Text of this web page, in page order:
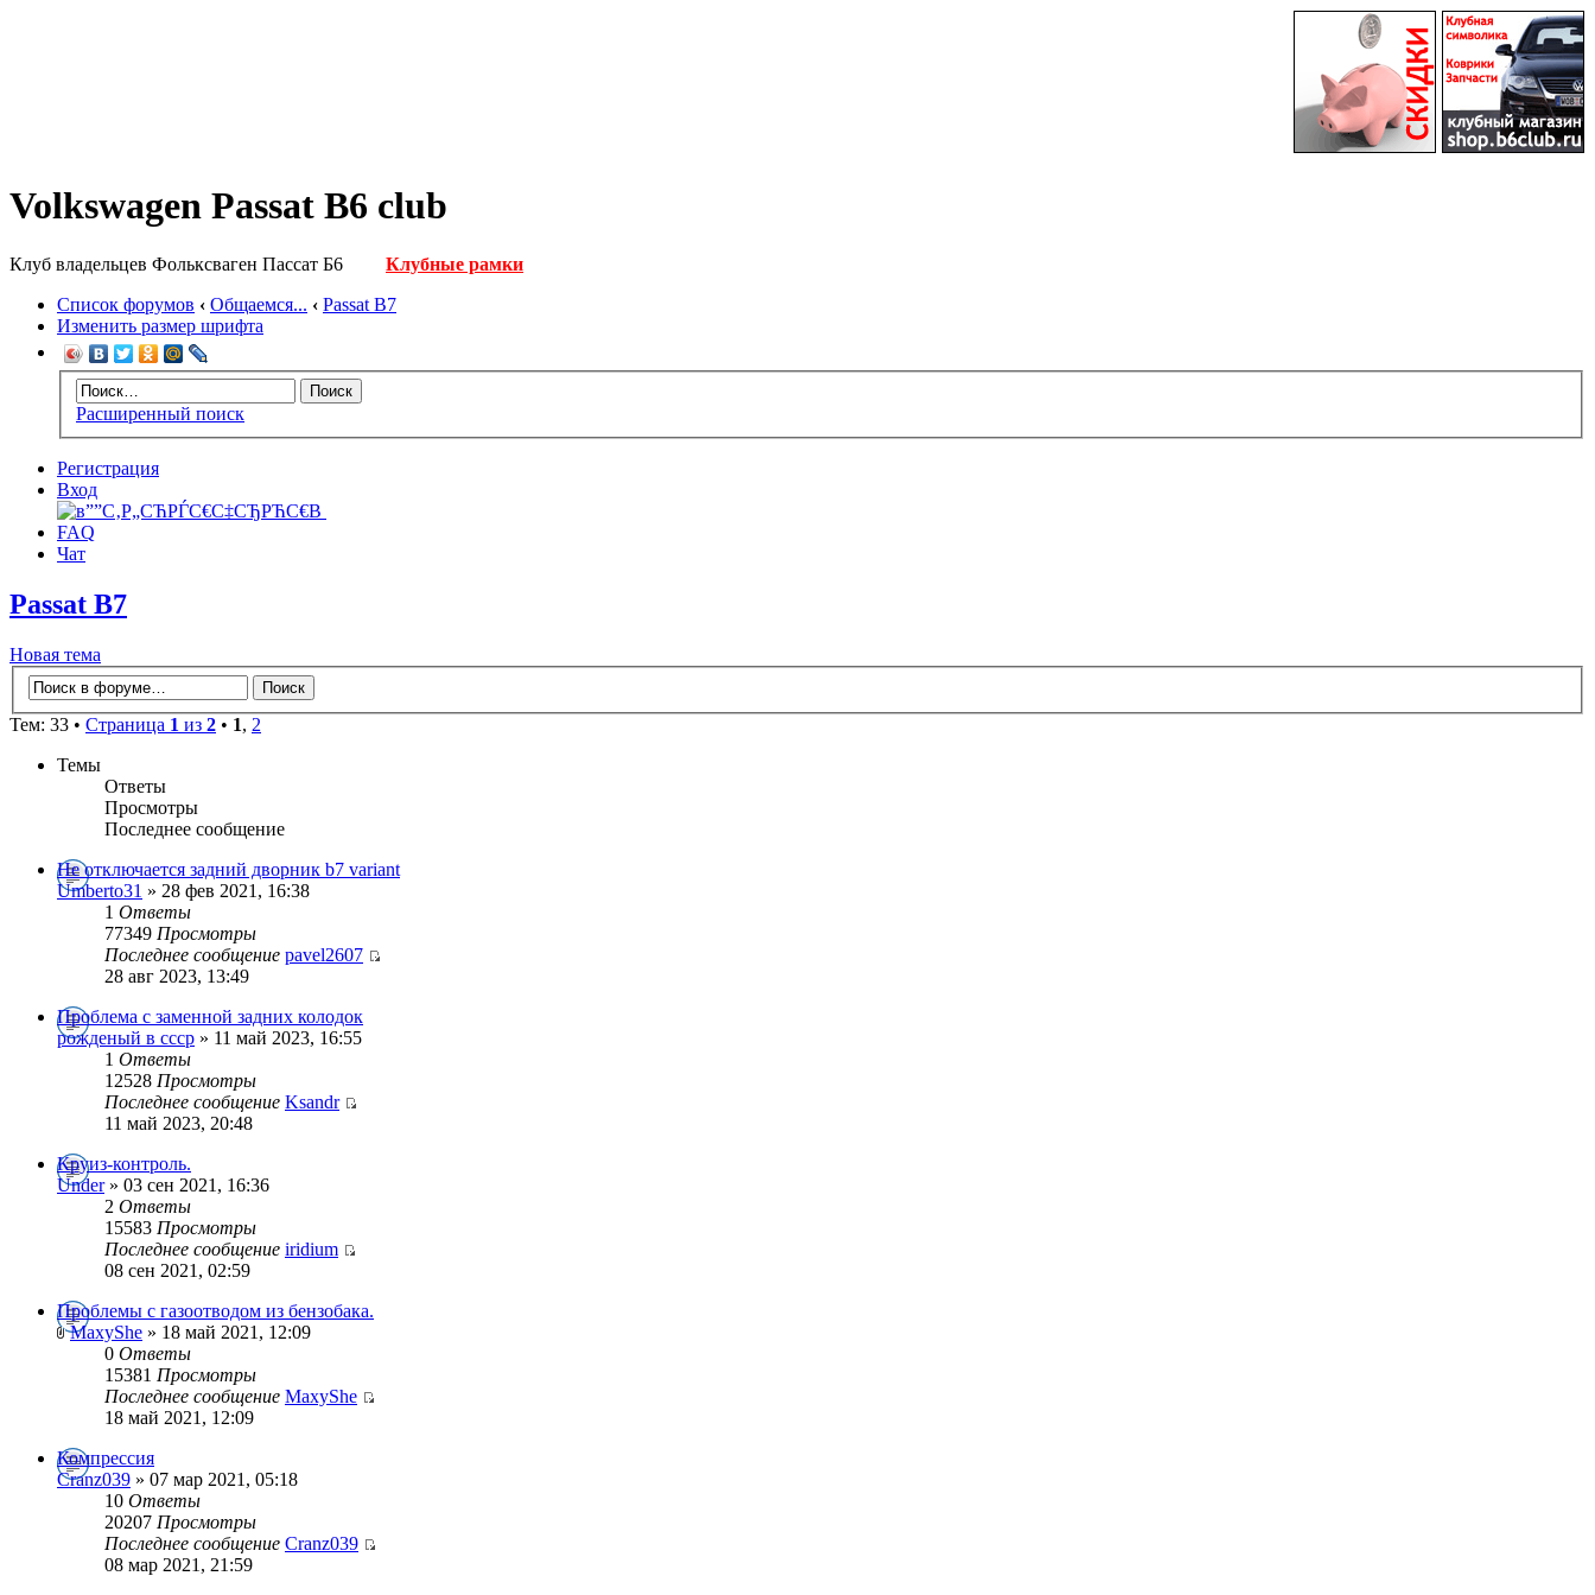
Volkswagen Passat B6 club
Клуб владельцев Фольксваген Пассат Б6
Клубные рамки
Список форумов ‹ Общаемся... ‹ Passat B7
Изменить размер шрифта
Расширенный поиск
Регистрация
Вход
FAQ
Чат
Passat B7
Новая тема
Тем: 33 • Страница 1 из 2 • 1, 2
Темы
Ответы
Просмотры
Последнее сообщение
Не отключается задний дворник b7 variant
Umberto31 » 28 фев 2021, 16:38
1 Ответы
77349 Просмотры
Последнее сообщение pavel2607
28 авг 2023, 13:49
Проблема с заменной задних колодок
рожденый в ссср » 11 май 2023, 16:55
1 Ответы
12528 Просмотры
Последнее сообщение Ksandr
11 май 2023, 20:48
Круиз-контроль.
Under» 03 сен 2021, 16:36
2 Ответы
15583 Просмотры
Последнее сообщение iridium
08 сен 2021, 02:59
Проблемы с газоотводом из бензобака.
MaxyShe » 18 май 2021, 12:09
0 Ответы
15381 Просмотры
Последнее сообщение MaxyShe
18 май 2021, 12:09
Компрессия
Cranz039 » 07 мар 2021, 05:18
10 Ответы
20207 Просмотры
Последнее сообщение Cranz039
08 мар 2021, 21:59